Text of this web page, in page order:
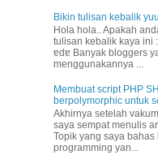
Bikin tulisan kebalik
Hola hola.. Apakah
tulisan kebalik kaya ini :
ɐdɐ Banyak bloggers
menggunakannya ...
Membuat script PHP
berpolymorphic untuk
Akhirnya setelah
saya sempat menulis
Topik yang saya
programming yan...